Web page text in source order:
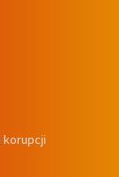
korupcji